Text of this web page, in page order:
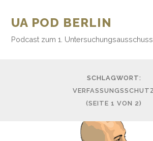
UA POD BERLIN
Podcast zum 1. Untersuchungsausschuss
SCHLAGWORT:
(SEITE 1 VON 2)